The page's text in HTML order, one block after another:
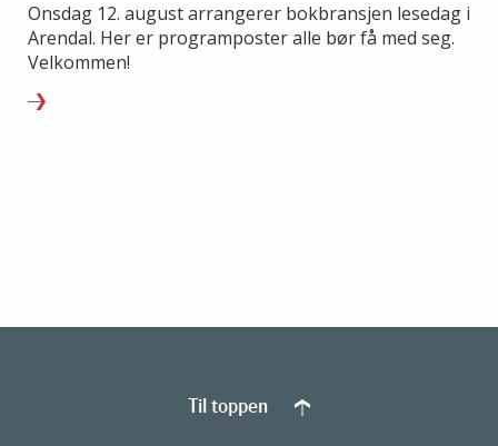
Onsdag 12. august arrangerer bokbransjen lesedag i
Arendal. Her er programposter alle bør få med seg.
Velkommen!
Til toppen